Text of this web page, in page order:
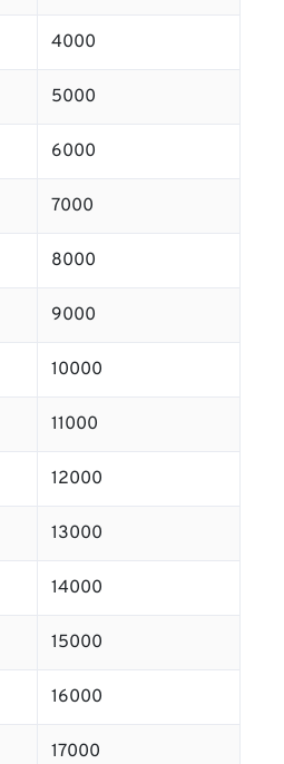
4000
5000
6000
7000
8000
9000
10000
11000
12000
13000
14000
15000
16000
17000